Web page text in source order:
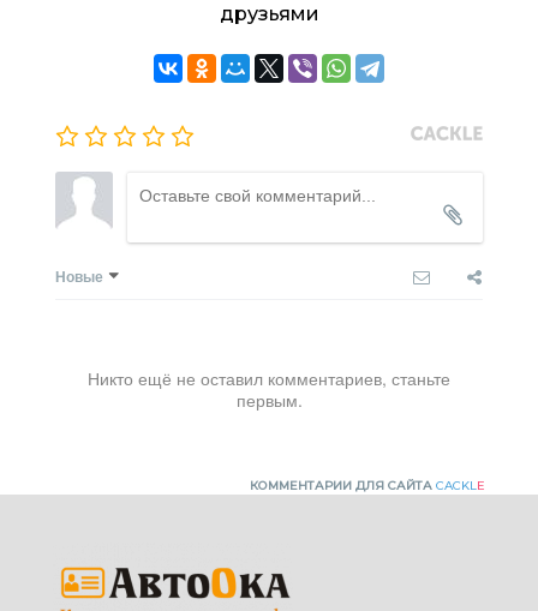
друзьями
Новые
Никто ещё не оставил комментариев, станьте
первым.
КОММЕНТАРИИ ДЛЯ САЙТА CACKL E